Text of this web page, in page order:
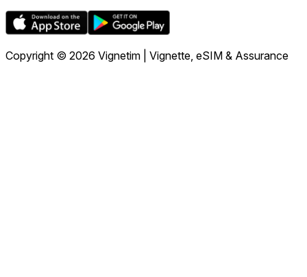
Copyright © 2026 Vignetim | Vignette, eSIM & Assurance